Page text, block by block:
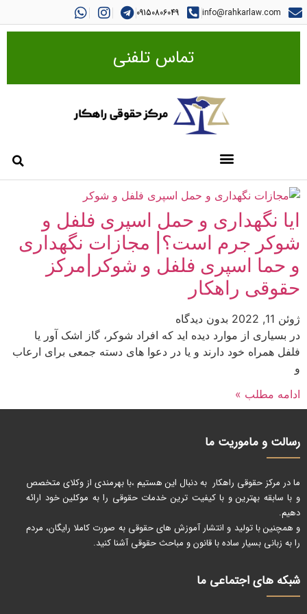
info@rahkarlaw.com
09150806049
تماس تلفنی
ایا نگهداری و حمل اسپری فلفل و
شوکر جرم است؟| مجازات نگهداری
و حما اسپری فلفل و شوکر|مرکز
حقوقی راهکار
ژوئن 11, 2022
بدون دیدگاه
در بسیاری از موارد دیده اید که افراد شوکر، گاز اشک آور یا
فلفل همراه خود دارند و یا در دعوا های دسته جمعی برای ارعاب
و
ادامه مطلب »
رسالت و ماموریت ما
ما در مرکز حقوقی راهکار به دنبال این هستیم ،با بهرمندی از وکلای متخصص
و با سابقه بهترین و با کیفیت ترین خدمات حقوقی را به موکلین خود ارائه
دهیم.
و همچنین با تولید و انتشار آموزش های حقوقی به صورت کاملا رایگان، مردم
را به زبانی بسیار ساده با قانون و مباحث حقوقی آشنا کنید.
شبکه های اجتماعی ما